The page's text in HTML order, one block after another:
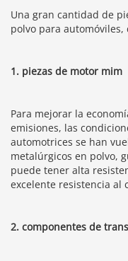
Una gran cantidad de
polvo para
1. piezas de motor mim
Para mejorar la
emisiones, las
automotrices se han
metalúrgicos en polvo,
puede tener alta
excelente resistencia al
2. componentes de